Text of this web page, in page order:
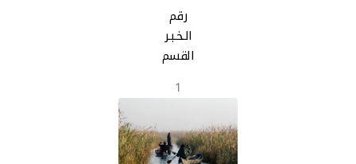
رقم
الـخـبـر
القسم
1